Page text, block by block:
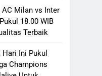
Milan vs Inter
18.00 WIB
Terbaik
Ini Pukul
Champions